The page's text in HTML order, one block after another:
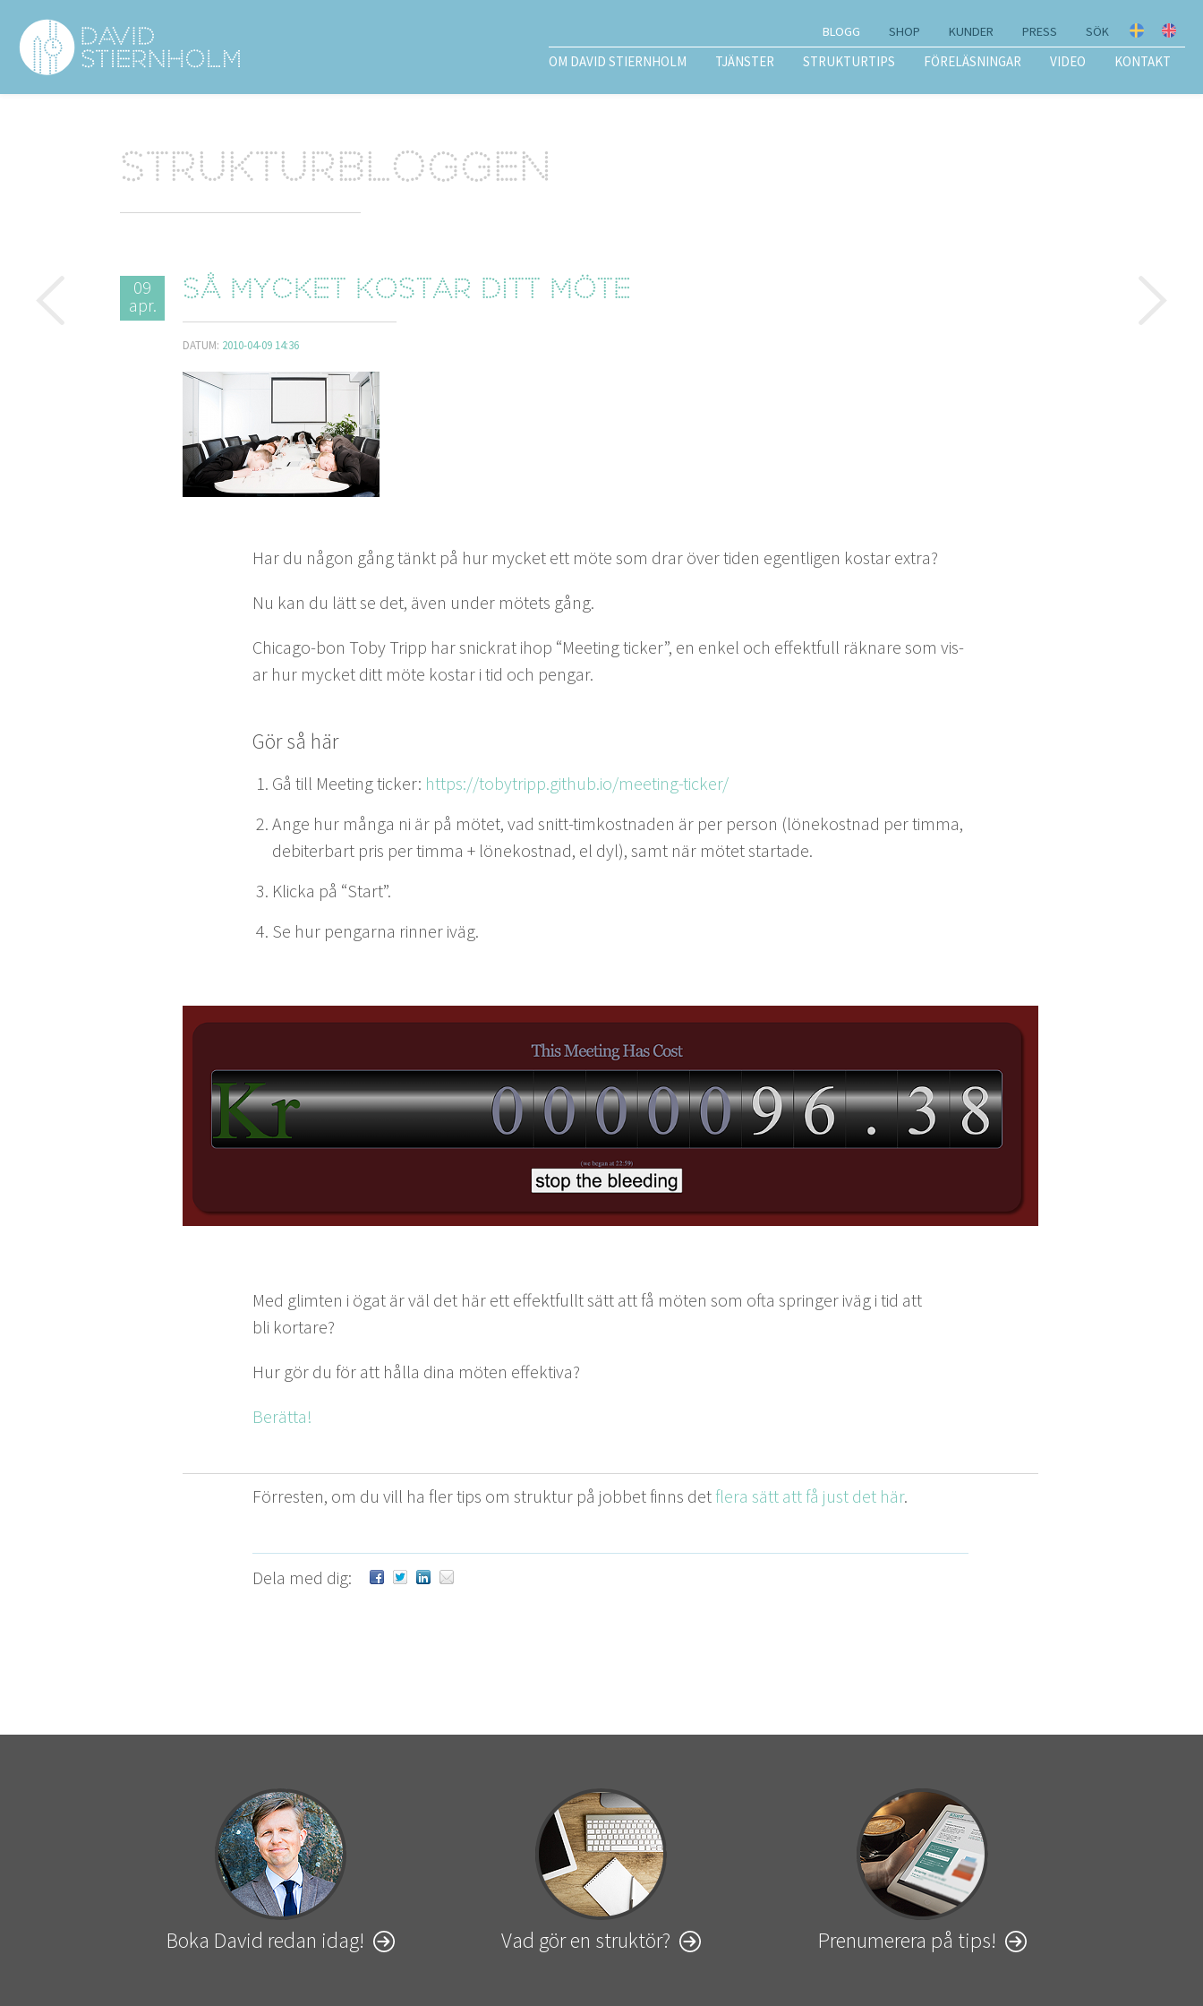
Sidhuvud
Navigering OM DAVID STIERNHOLM TJÄNSTER STRUKTURTIPS FÖRELÄSNINGAR VIDEO KONTAKT
BLOGG SHOP KUNDER PRESS SÖK
Strukturbloggen
09
apr.
Så mycket kostar ditt möte
DATUM: 2010-04-09 14:36
Har du någon gång tänkt på hur myck­et ett möte som drar över tiden egentli­gen kostar extra?
Nu kan du lätt se det, även under mötets gång.
Chica­go-bon Toby Tripp har snick­rat ihop “Meet­ing tick­er”, en enkel och effek­t­full räknare som vis­
ar hur myck­et ditt möte kostar i tid och pengar.
Gör så här
Gå till Meet­ing tick­er: https://​tobytripp​.github​.io/​m​e​e​t​i​n​g​-​t​i​cker/
Ange hur mån­ga ni är på mötet, vad snitt-timkost­naden är per per­son (lönekost­nad per tim­ma,
deb­iter­bart pris per tim­ma + lönekost­nad, el dyl), samt när mötet startade.
Klic­ka på “Start”.
Se hur pen­gar­na rin­ner iväg.
Med glimten i ögat är väl det här ett effek­t­fullt sätt att få möten som ofta springer iväg i tid att
bli kortare?
Hur gör du för att hål­la dina möten effektiva?
Berät­ta!
För­resten, om du vill ha fler tips om struk­tur på job­bet finns detflera sätt att få just det här.
Dela med dig:
Boka David redan idag! Vad gör en struktör? Prenumerera på tips!